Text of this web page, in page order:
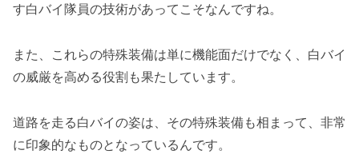
す白バイ隊員の技術があってこそなんですね。
また、これらの特殊装備は単に機能面だけでなく、白バイ
の威厳を高める役割も果たしています。
道路を走る白バイの姿は、その特殊装備も相まって、非常
に印象的なものとなっているんです。